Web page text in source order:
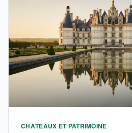
CHÂTEAUX ET PATRIMOINE